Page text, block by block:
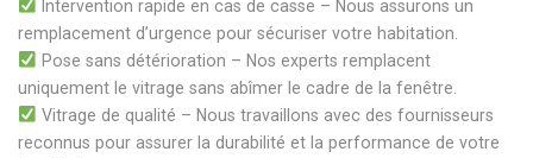
Intervention rapide en cas de casse – Nous assurons un
remplacement d’urgence pour sécuriser votre habitation.
Pose sans détérioration – Nos experts remplacent
uniquement le vitrage sans abîmer le cadre de la fenêtre.
Vitrage de qualité – Nous travaillons avec des fournisseurs
reconnus pour assurer la durabilité et la performance de votre